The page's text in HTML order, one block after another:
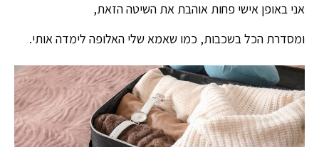
אני באופן אישי פחות אוהבת את השיטה הזאת,
ומסדרת הכל בשכבות, כמו שאמא שלי האלופה לימדה אותי.